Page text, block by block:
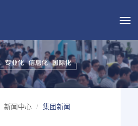
导
切
换
新闻中心 集团新闻